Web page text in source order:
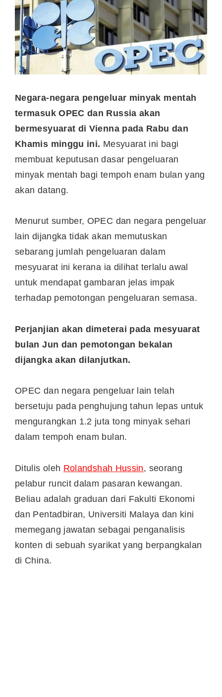
Negara-negara pengeluar minyak mentah
termasuk OPEC dan Russia akan
bermesyuarat di Vienna pada Rabu dan
Khamis minggu ini. Mesyuarat ini bagi
membuat keputusan dasar pengeluaran
minyak mentah bagi tempoh enam bulan yang
akan datang.
Menurut sumber, OPEC dan negara pengeluar
lain dijangka tidak akan memutuskan
sebarang jumlah pengeluaran dalam
mesyuarat ini kerana ia dilihat terlalu awal
untuk mendapat gambaran jelas impak
terhadap pemotongan pengeluaran semasa.
Perjanjian akan dimeterai pada mesyuarat
bulan Jun dan pemotongan bekalan
dijangka akan dilanjutkan.
OPEC dan negara pengeluar lain telah
bersetuju pada penghujung tahun lepas untuk
mengurangkan 1.2 juta tong minyak sehari
dalam tempoh enam bulan.
Ditulis oleh Rolandshah Hussin, seorang
pelabur runcit dalam pasaran kewangan.
Beliau adalah graduan dari Fakulti Ekonomi
dan Pentadbiran, Universiti Malaya dan kini
memegang jawatan sebagai penganalisis
konten di sebuah syarikat yang berpangkalan
di China.